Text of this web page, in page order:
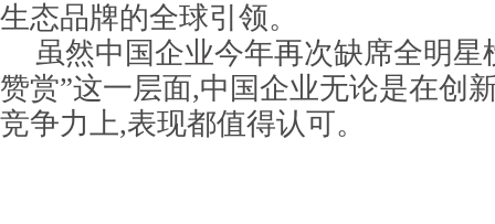
生态品牌的全球引领。
虽然中国企业今年再次缺席全明星
赞赏”这一层面,中国企业无论是在创
竞争力上,表现都值得认可。